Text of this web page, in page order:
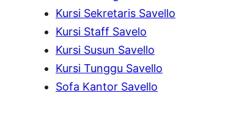
Kursi Sekretaris Savello
Kursi Staff Savelo
Kursi Susun Savello
Kursi Tunggu Savello
Sofa Kantor Savello